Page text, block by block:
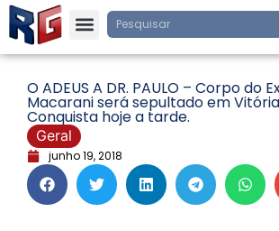
O ADEUS A DR. PAULO – Corpo do
Macarani será sepultado em
Conquista hoje a tarde.
Geral
junho 19, 2018